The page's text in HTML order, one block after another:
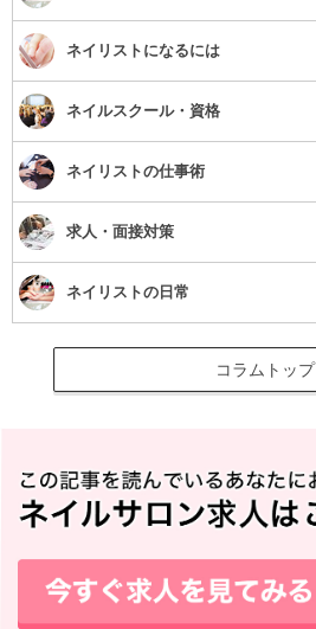
ネイリストになるには
ネイルスクール・資格
ネイリストの仕事術
求人・面接対策
ネイリストの日常
コラムトップ